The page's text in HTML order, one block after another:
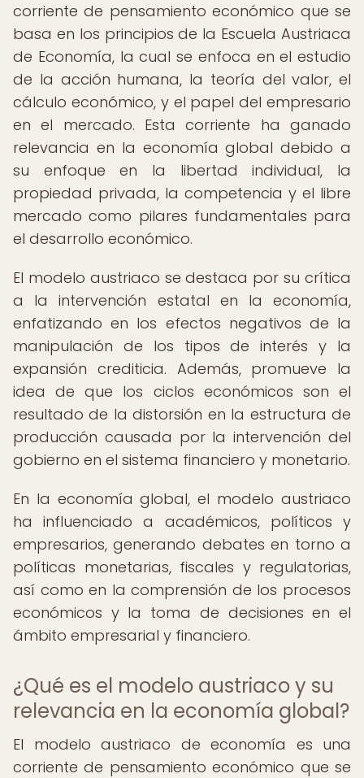
corriente de pensamiento económico que se
basa en los principios de la Escuela Austriaca
de Economía, la cual se enfoca en el estudio
de la acción humana, la teoría del valor, el
cálculo económico, y el papel del empresario
en el mercado. Esta corriente ha ganado
relevancia en la economía global debido a
su enfoque en la libertad individual, la
propiedad privada, la competencia y el libre
mercado como pilares fundamentales para
el desarrollo económico.
El modelo austriaco se destaca por su crítica
a la intervención estatal en la economía,
enfatizando en los efectos negativos de la
manipulación de los tipos de interés y la
expansión crediticia. Además, promueve la
idea de que los ciclos económicos son el
resultado de la distorsión en la estructura de
producción causada por la intervención del
gobierno en el sistema financiero y monetario.
En la economía global, el modelo austriaco
ha influenciado a académicos, políticos y
empresarios, generando debates en torno a
políticas monetarias, fiscales y regulatorias,
así como en la comprensión de los procesos
económicos y la toma de decisiones en el
ámbito empresarial y financiero.
¿Qué es el modelo austriaco y su
relevancia en la economía global?
El modelo austriaco de economía es una
corriente de pensamiento económico que se